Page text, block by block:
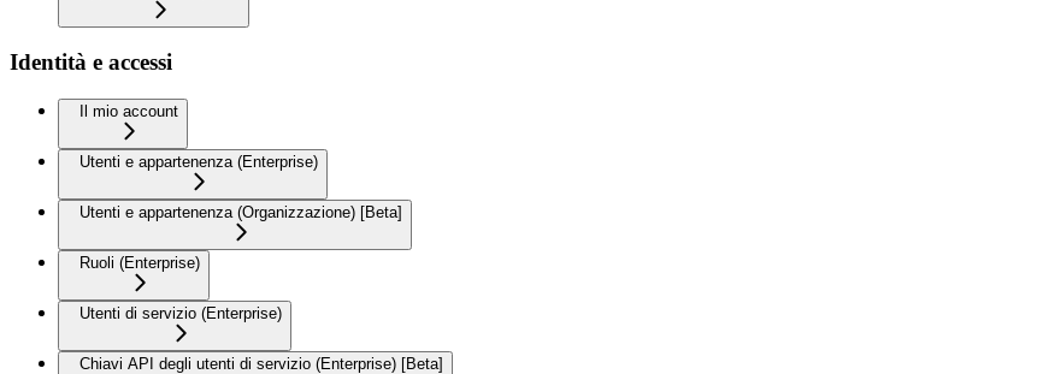
Identità e accessi
Il mio account
Utenti e appartenenza (Enterprise)
Utenti e appartenenza (Organizzazione) [Beta]
Ruoli (Enterprise)
Utenti di servizio (Enterprise)
Chiavi API degli utenti di servizio (Enterprise) [Beta]